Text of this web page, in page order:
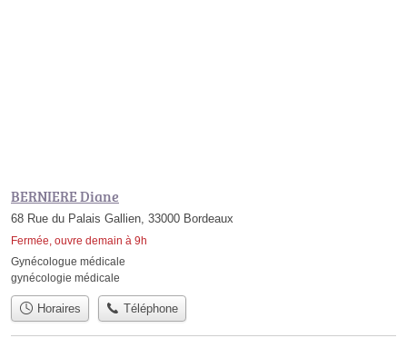
BERNIERE Diane
68 Rue du Palais Gallien, 33000 Bordeaux
Fermée, ouvre demain à 9h
Gynécologue médicale
gynécologie médicale
Horaires Téléphone